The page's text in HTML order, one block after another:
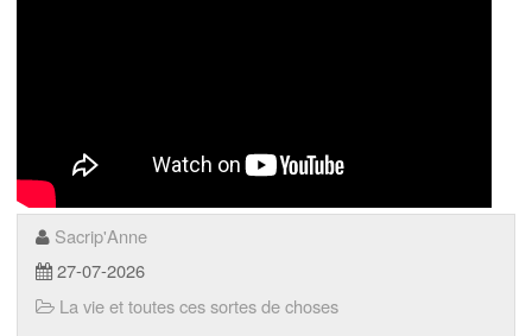
Sacrip'Anne
27-07-2026
La vie et toutes ces sortes de choses